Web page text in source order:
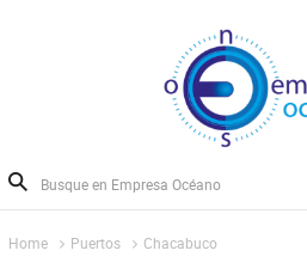
Home Puertos Chacabuco